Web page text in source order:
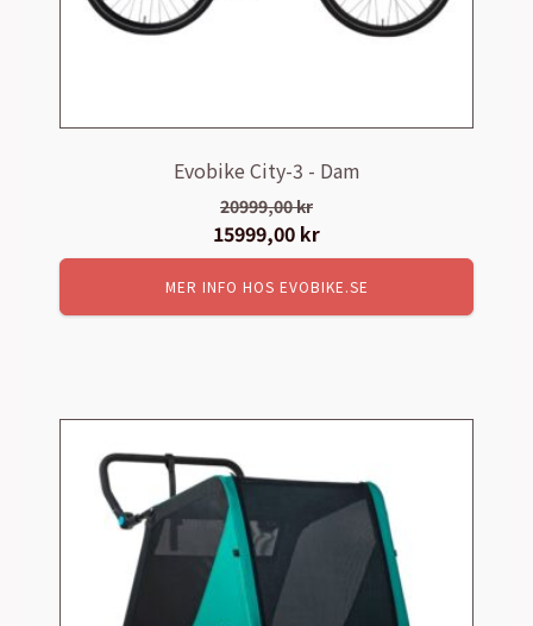
Evobike City-3 - Dam
20999,00kr
Det
ursprungliga
priset
var:
15999,00 kr
nuvarande
priset
är:
MER INFO HOS EVOBIKE.SE